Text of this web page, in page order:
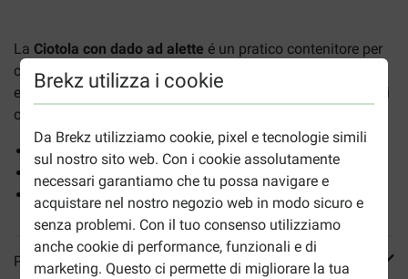
Brekz utilizza i cookie
Da Brekz utilizziamo cookie, pixel e tecnologie simili
sul nostro sito web. Con i cookie assolutamente
necessari garantiamo che tu possa navigare e
acquistare nel nostro negozio web in modo sicuro e
senza problemi. Con il tuo consenso utilizziamo
anche cookie di performance, funzionali e di
marketing. Questo ci permette di migliorare la tua
La Ciotola con dado ad alette é un pratico contenitore per
cibo o acqua con una vite a farfalla, in modo che possa
essere fissata all'interno di una gabbia per roditori o uccelli
oppure alla gabbia da interno del tuo cane.
Per cibi e bevande
Ideale da appendere nella gabbia
Realizzata in acciaio inox
Più informazioni